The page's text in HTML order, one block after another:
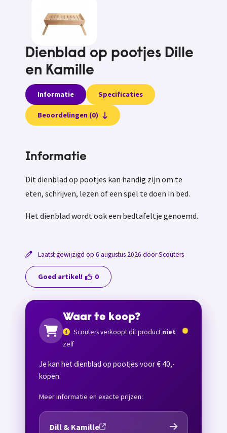
Dienblad op pootjes Dille
en Kamille
Informatie Specificaties
Beoordelingen (0)
Informatie
Dit dienblad op pootjes kan handig zijn om te
eten, schrijven, lezen of een spel te doen in bed.
Het dienblad wordt ook een bedtafeltje genoemd.
Laatst gewijzigd op 6 augustus 2026 door Scouters
Goed artikel! 0
Waar te koop?
Scouters verkoopt dit product niet
zelf
Je kan het dienblad op pootjes voor € 40,-
kopen.
Meer informatie en exacte prijzen:
Dill & Kamille